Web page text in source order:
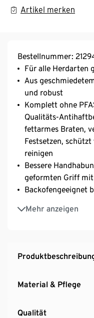
Artikel merken
Bestellnummer:
Für alle Herdarten
Aus
und robust
Komplett ohne
Qualitäts-
fettarmes Braten,
Festsetzen,
reinigen
Bessere
geformten Griff
Backofengeeignet
Mehr anzeigen
Einfach zu reinigen
Material & Pflege
Qualität